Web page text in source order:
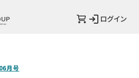
ログイン
月号